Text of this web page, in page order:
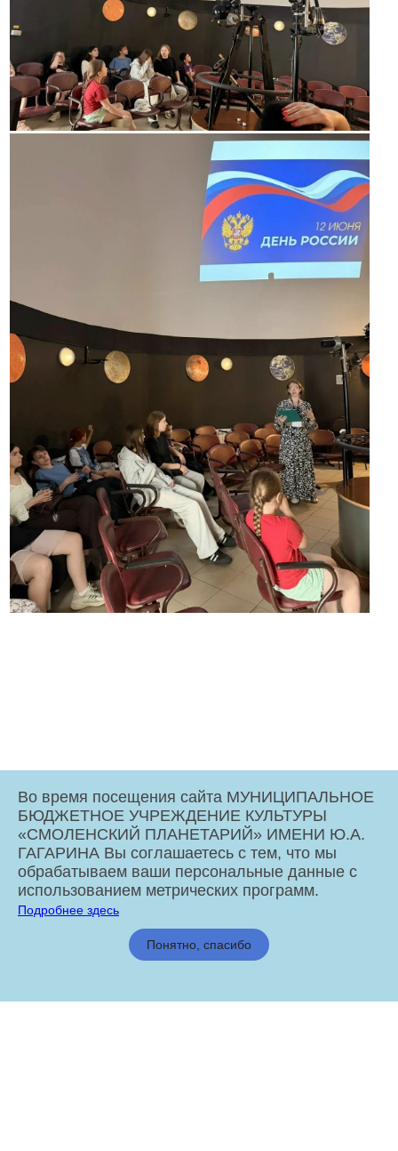
МБУК «Смоленский Планетарий» имени Ю.А. Гагарина © 2026
Администрация города Смоленска
Во время посещения сайта МУНИЦИПАЛЬНОЕ
БЮДЖЕТНОЕ УЧРЕЖДЕНИЕ КУЛЬТУРЫ
«СМОЛЕНСКИЙ ПЛАНЕТАРИЙ» ИМЕНИ Ю.А.
ГАГАРИНА Вы соглашаетесь с тем, что мы
обрабатываем ваши персональные данные с
использованием метрических программ.
Подробнее здесь
Понятно, спасибо